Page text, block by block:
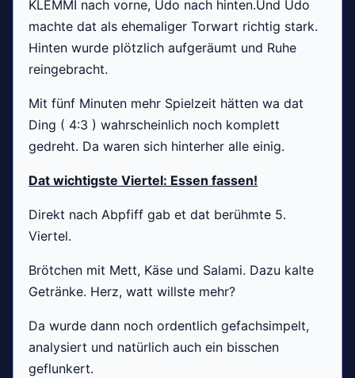
KLEMMI nach vorne, Udo nach hinten.Und Udo
machte dat als ehemaliger Torwart richtig stark.
Hinten wurde plötzlich aufgeräumt und Ruhe
reingebracht.
Mit fünf Minuten mehr Spielzeit hätten wa dat
Ding ( 4:3 ) wahrscheinlich noch komplett
gedreht. Da waren sich hinterher alle einig.
Dat wichtigste Viertel: Essen fassen!
Direkt nach Abpfiff gab et dat berühmte 5.
Viertel.
Brötchen mit Mett, Käse und Salami. Dazu kalte
Getränke. Herz, watt willste mehr?
Da wurde dann noch ordentlich gefachsimpelt,
analysiert und natürlich auch ein bisschen
geflunkert.